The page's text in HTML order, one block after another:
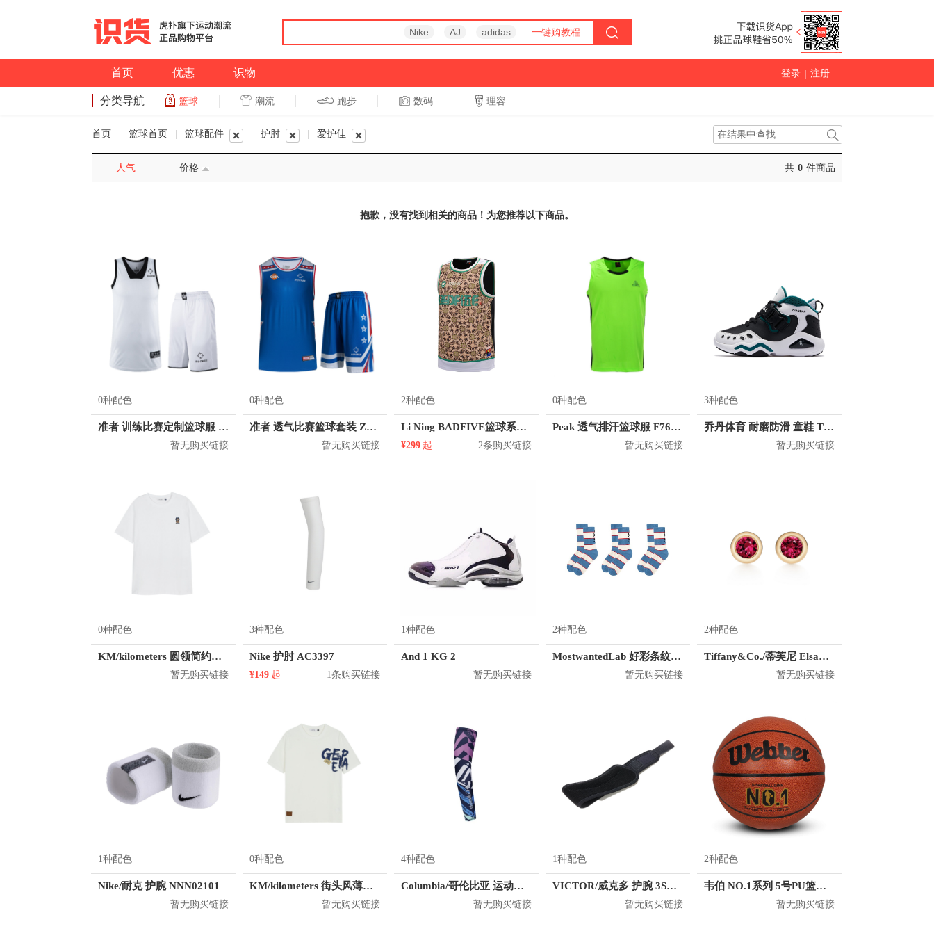
Nike AJ adidas 一键购教程
首页 优惠 识物 登录 | 注册
分类导航 篮球 潮流 跑步 数码 理容
首页 篮球首页 篮球配件 护肘 爱护佳
人气 价格 共 0 件商品
抱歉，没有找到相关的商品！为您推荐以下商品。
0种配色
准者 训练比赛定制篮球服 Z17110105
暂无购买链接
0种配色
准者 透气比赛篮球套装 Z118210177
暂无购买链接
2种配色
Li Ning BADFIVE篮球系列运动篮球背心 AAYQ017
¥299 起 2条购买链接
0种配色
Peak 透气排汗篮球服 F762101
暂无购买链接
3种配色
乔丹体育 耐磨防滑 童鞋 T5940106
暂无购买链接
0种配色
KM/kilometers 圆领简约短袖T恤 M2X2108073
暂无购买链接
3种配色
Nike 护肘 AC3397
¥149 起 1条购买链接
1种配色
And 1 KG 2
暂无购买链接
2种配色
MostwantedLab 好彩条纹袜子套装 MWL
暂无购买链接
2种配色
Tiffany&Co./蒂芙尼 ElsaPeretti系列 铂金镶嵌红宝石耳钉
暂无购买链接
1种配色
Nike/耐克 护腕 NNN02101
暂无购买链接
0种配色
KM/kilometers 街头风薄款印花短袖T恤 男女同款 M2X2108248
暂无购买链接
4种配色
Columbia/哥伦比亚 运动护臂 CU0258
暂无购买链接
1种配色
VICTOR/威克多 护腕 3SZ25001
暂无购买链接
2种配色
韦伯 NO.1系列 5号PU篮球 557
暂无购买链接